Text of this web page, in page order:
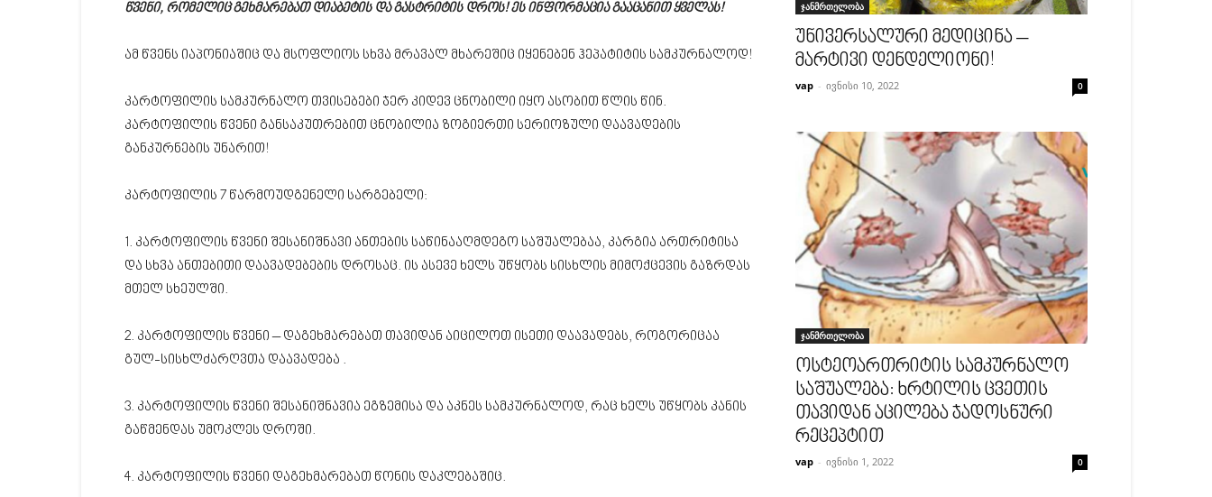
წვენი, რომელიც გეხმარებათ დიაბეტის და გასტრიტის დროს! ეს ინფორმაცია გააცანით ყველას!
ამ წვენს იაპონიაშიც და მსოფლიოს სხვა მრავალ მხარეშიც იყენებენ ჰეპატიტის სამკურნალოდ!
კარტოფილის სამკურნალო თვისებები ჯერ კიდევ ცნობილი იყო ასობით წლის წინ.
კარტოფილის წვენი განსაკუთრებით ცნობილია ზოგიერთი სერიოზული დაავადების
განკურნების უნარით!
კარტოფილის 7 წარმოუდგენელი სარგებელი:
1. კარტოფილის წვენი შესანიშნავი ანთების საწინააღმდეგო საშუალებაა, კარგია ართრიტისა
და სხვა ანთებითი დაავადებების დროსაც. ის ასევე ხელს უწყობს სისხლის მიმოქცევის გაზრდას
მთელ სხეულში.
2. კარტოფილის წვენი – დაგეხმარებათ თავიდან აიცილოთ ისეთი დაავადებს, როგორიცაა
გულ-სისხლძარღვთა დაავადება .
3. კარტოფილის წვენი შესანიშნავია ეგზემისა და აკნეს სამკურნალოდ, რაც ხელს უწყობს კანის
გაწმენდას უმოკლეს დროში.
4. კარტოფილის წვენი დაგეხმარებათ წონის დაკლებაშიც.
ჯანმრთელობა
უნივერსალური მედიცინა –
მარტივი დენდელიონი!
vap - ივნისი 10, 2022 0
ჯანმრთელობა
ოსტეოართრიტის სამკურნალო
საშუალება: ხრტილის ცვეთის
თავიდან აცილება ჯადოსნური
რეცეპტით
vap - ივნისი 1, 2022 0